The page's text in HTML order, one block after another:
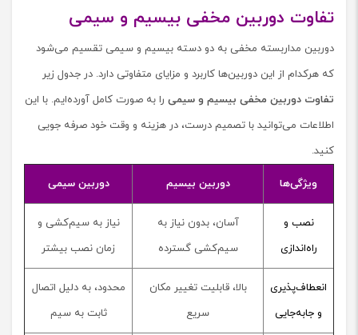
تفاوت دوربین مخفی بیسیم و سیمی
دوربین مداربسته مخفی به دو دسته بیسیم و سیمی تقسیم می‌شود
که هرکدام از این دوربین‌ها کاربرد و مزایای متفاوتی دارد. در جدول زیر
تفاوت دوربین مخفی بیسیم و سیمی را به صورت کامل آورده‌ایم. با این
اطلاعات می‌توانید با تصمیم درست، در هزینه و وقت خود صرفه جویی
کنید.
ویژگی‌ها دوربین بیسیم دوربین سیمی
نصب و
راه‌اندازی
آسان، بدون نیاز به
سیم‌کشی گسترده
نیاز به سیم‌کشی و
زمان نصب بیشتر
انعطاف‌پذیری
و جابه‌جایی
بالا، قابلیت تغییر مکان
سریع
محدود، به دلیل اتصال
ثابت به سیم